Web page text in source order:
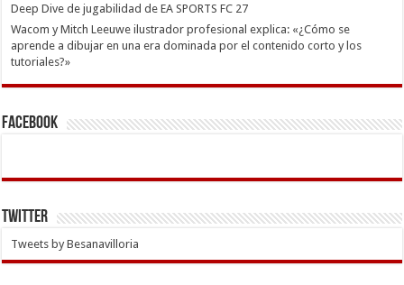
Deep Dive de jugabilidad de EA SPORTS FC 27
Wacom y Mitch Leeuwe ilustrador profesional explica: «¿Cómo se
aprende a dibujar en una era dominada por el contenido corto y los
tutoriales?»
Facebook
Twitter
Tweets by Besanavilloria